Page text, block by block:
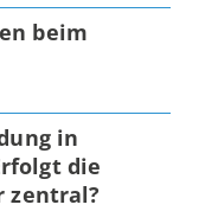
beim
in
die
zentral?